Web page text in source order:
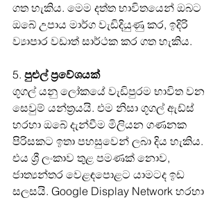
ගත හැකිය. මෙම දත්ත භාවිතයෙන් ඔබට
ඔබේ උපාය මාර්ග වැඩිදියුණු කර, ඉදිරි
ව්‍යාපාර වඩාත් සාර්ථක කර ගත හැකිය.
5. පුළුල් ප්‍රවේශයක්
ගූගල් යනු ලෝකයේ වැඩිපුරම භාවිත වන
සෙවුම් යන්ත්‍රයයි. එම නිසා ගූගල් ඇඩ්ස්
හරහා ඔබේ දැන්වීම මිලියන ගණනක
පිරිසකට ඉතා පහසුවෙන් ලබා දිය හැකිය.
එය ශ්‍රී ලංකාව තුළ පමණක් නොව,
ජාත්‍යන්තර වෙළඳපොළට යාමටද ඉඩ
සලසයි. Google Display Network හරහා